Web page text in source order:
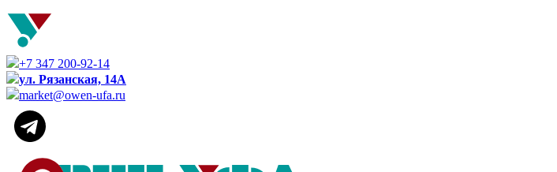
+7 347 200-92-14
ул. Рязанская, 14А
market@owen-ufa.ru